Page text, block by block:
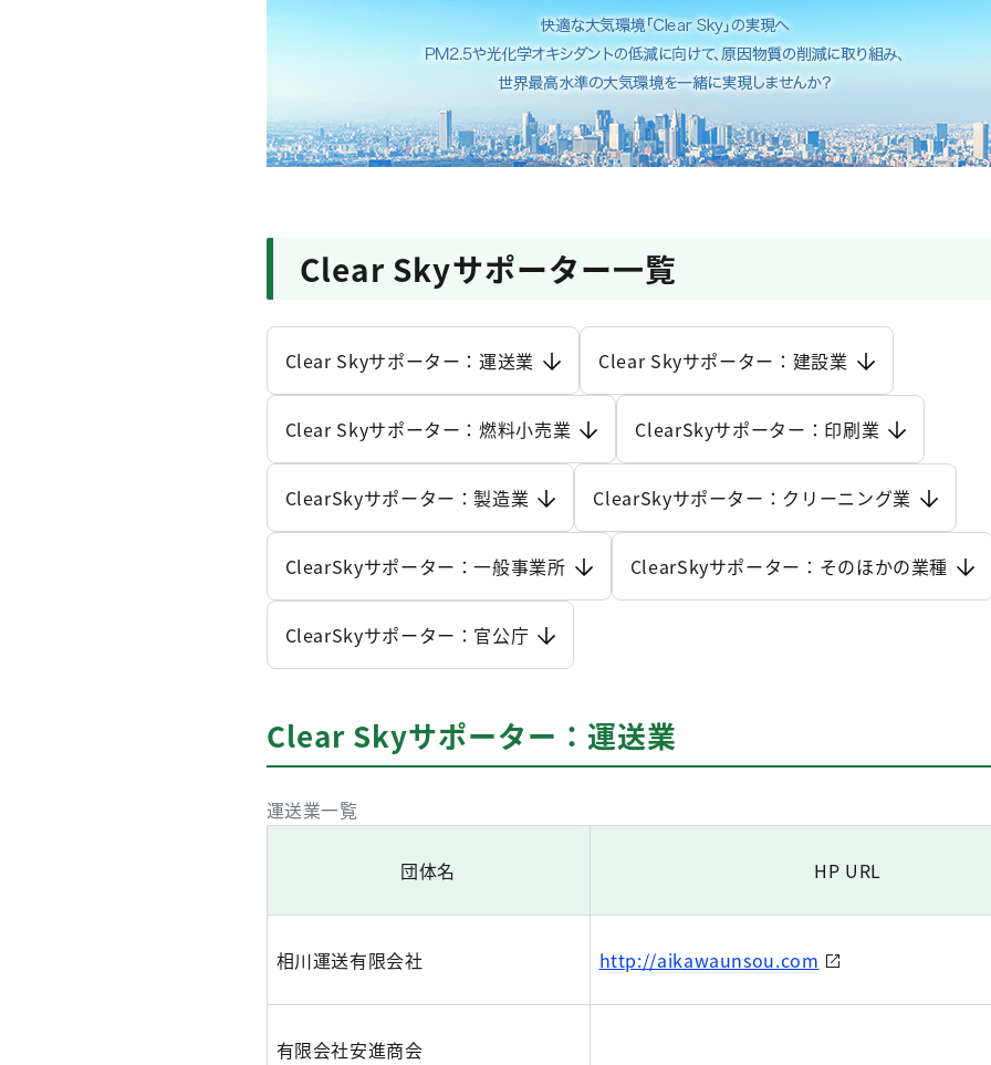
Clear Skyサポーター一覧
Clear Skyサポーター：運送業 Clear Skyサポーター：建設業
Clear Skyサポーター：燃料小売業 ClearSkyサポーター：印刷業
ClearSkyサポーター：製造業 ClearSkyサポーター：クリーニング業
ClearSkyサポーター：一般事業所 ClearSkyサポーター：そのほかの業種
ClearSkyサポーター：官公庁
Clear Skyサポーター：運送業
団体名 HP URL
運送業一覧
相川運送有限会社 http://aikawaunsou.com
有限会社安進商会